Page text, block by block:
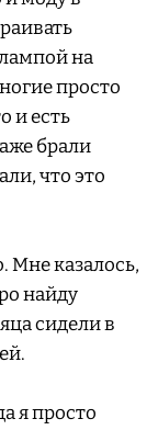
на
просто
и есть
брали
что это
Мне казалось,
найду
сидели в
я просто